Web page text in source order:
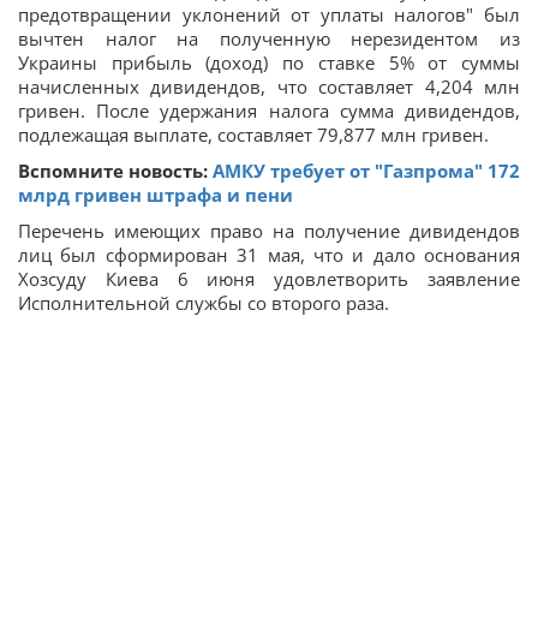
предотвращении уклонений от уплаты налогов" был
вычтен налог на полученную нерезидентом из
Украины прибыль (доход) по ставке 5% от суммы
начисленных дивидендов, что составляет 4,204 млн
гривен. После удержания налога сумма дивидендов,
подлежащая выплате, составляет 79,877 млн гривен.
Вспомните новость: АМКУ требует от "Газпрома" 172
млрд гривен штрафа и пени
Перечень имеющих право на получение дивидендов
лиц был сформирован 31 мая, что и дало основания
Хозсуду Киева 6 июня удовлетворить заявление
Исполнительной службы со второго раза.